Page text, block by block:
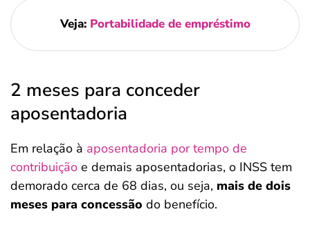
Veja: Portabilidade de empréstimo
2 meses para conceder
aposentadoria
Em relação à aposentadoria por tempo de
contribuição e demais aposentadorias, o INSS tem
demorado cerca de 68 dias, ou seja, mais de dois
meses para concessão do benefício.